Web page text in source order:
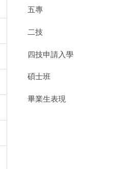
五專
二技
四技申請入學
碩士班
畢業生表現